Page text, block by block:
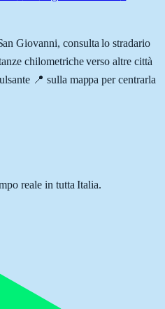
Giovanni, consulta lo stradario
chilometriche verso altre città
📍 sulla mappa per centrarla
reale in tutta Italia.